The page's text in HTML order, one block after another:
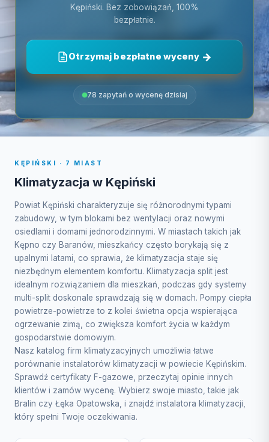
Kępiński. Bez zobowiązań, 100%
bezpłatnie.
Otrzymaj bezpłatne wyceny
78 zapytań o wycenę dzisiaj
KĘPIŃSKI · 7 MIAST
Klimatyzacja w Kępiński
Powiat Kępiński charakteryzuje się różnorodnymi typami
zabudowy, w tym blokami bez wentylacji oraz nowymi
osiedlami i domami jednorodzinnymi. W miastach takich jak
Kępno czy Baranów, mieszkańcy często borykają się z
upalnymi latami, co sprawia, że klimatyzacja staje się
niezbędnym elementem komfortu. Klimatyzacja split jest
idealnym rozwiązaniem dla mieszkań, podczas gdy systemy
multi-split doskonale sprawdzają się w domach. Pompy ciepła
powietrze-powietrze to z kolei świetna opcja wspierająca
ogrzewanie zimą, co zwiększa komfort życia w każdym
gospodarstwie domowym.
Nasz katalog firm klimatyzacyjnych umożliwia łatwe
porównanie instalatorów klimatyzacji w powiecie Kępińskim.
Sprawdź certyfikaty F-gazowe, przeczytaj opinie innych
klientów i zamów wycenę. Wybierz swoje miasto, takie jak
Bralin czy Łęka Opatowska, i znajdź instalatora klimatyzacji,
który spełni Twoje oczekiwania.